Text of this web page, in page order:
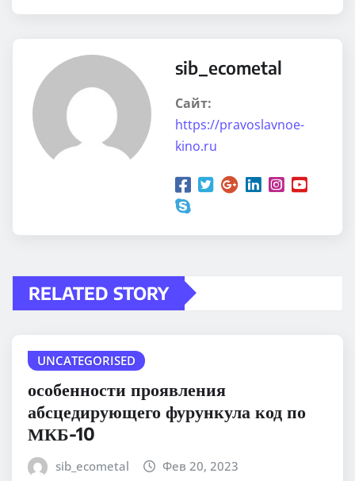
sib_ecometal
Сайт:
https://pravoslavnoe-
kino.ru
RELATED STORY
UNCATEGORISED
особенности проявления
абсцедирующего фурункула код по
МКБ-10
sib_ecometal Фев 20, 2023